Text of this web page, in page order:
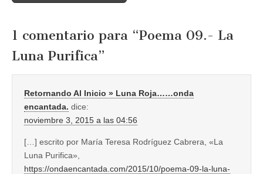
1 comentario para “Poema 09.- La
Luna Purifica”
Retornando Al Inicio » Luna Roja……onda
encantada. dice:
noviembre 3, 2015 a las 04:56
[…] escrito por María Teresa Rodríguez Cabrera, «La
Luna Purifica»,
https://ondaencantada.com/2015/10/poema-09-la-luna-